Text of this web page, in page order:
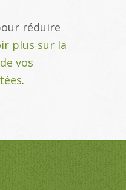
réduire
plus sur la
vos
.